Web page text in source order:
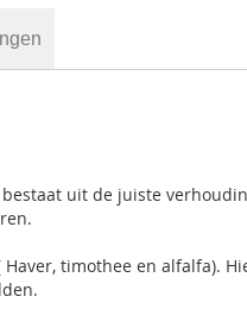
uit de juiste
timothee en alfalfa).